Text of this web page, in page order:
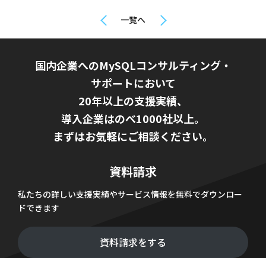
一覧へ
国内企業へのMySQLコンサルティング・
サポートにおいて
20年以上の支援実績、
導入企業はのべ1000社以上。
まずはお気軽にご相談ください。
資料請求
私たちの詳しい支援実績やサービス情報を無料でダウンロー
ドできます
資料請求をする